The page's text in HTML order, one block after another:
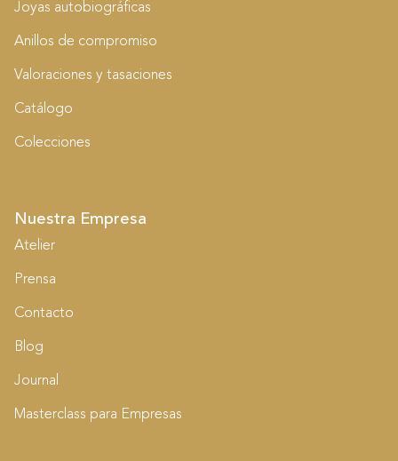
Joyas autobiográficas
Anillos de compromiso
Valoraciones y tasaciones
Catálogo
Colecciones
Nuestra Empresa
Atelier
Prensa
Contacto
Blog
Journal
Masterclass para Empresas